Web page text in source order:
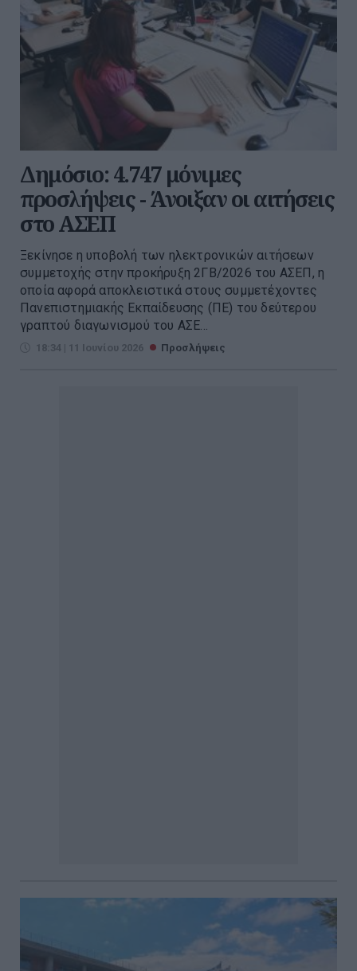
Δημόσιο: 4.747 μόνιμες
προσλήψεις - Άνοιξαν οι αιτήσεις
στο ΑΣΕΠ
Ξεκίνησε η υποβολή των ηλεκτρονικών αιτήσεων
συμμετοχής στην προκήρυξη 2ΓΒ/2026 του ΑΣΕΠ, η
οποία αφορά αποκλειστικά στους συμμετέχοντες
Πανεπιστημιακής Εκπαίδευσης (ΠΕ) του δεύτερου
γραπτού διαγωνισμού του ΑΣΕ...
18:34 | 11 Ιουνίου 2026 Προσλήψεις